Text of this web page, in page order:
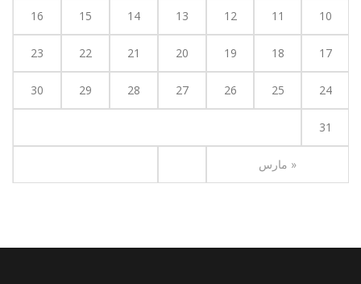
« مارس
10
11
12
13
14
15
16
17
18
19
20
21
22
23
24
25
26
27
28
29
30
31